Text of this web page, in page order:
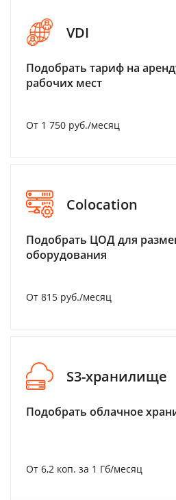
VDI
Подобрать тариф на
рабочих мест
От 1 750 руб./месяц
Colocation
Подобрать ЦОД для
оборудования
От 815 руб./месяц
S3-хранилище
Подобрать облачное
От 6,2 коп. за 1 Гб/месяц